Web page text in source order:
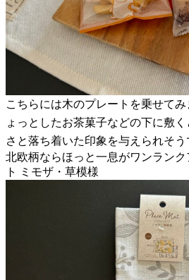
こちらには木のプレートを乗せて
ょっとしたお茶菓子などの下に敷
さと落ち着いた印象を与えられそう
北欧柄ならほっと一息がワンラン
ト ミモザ・草模様